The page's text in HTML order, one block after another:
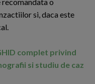
si, daca este
complet privind
si studiu de caz